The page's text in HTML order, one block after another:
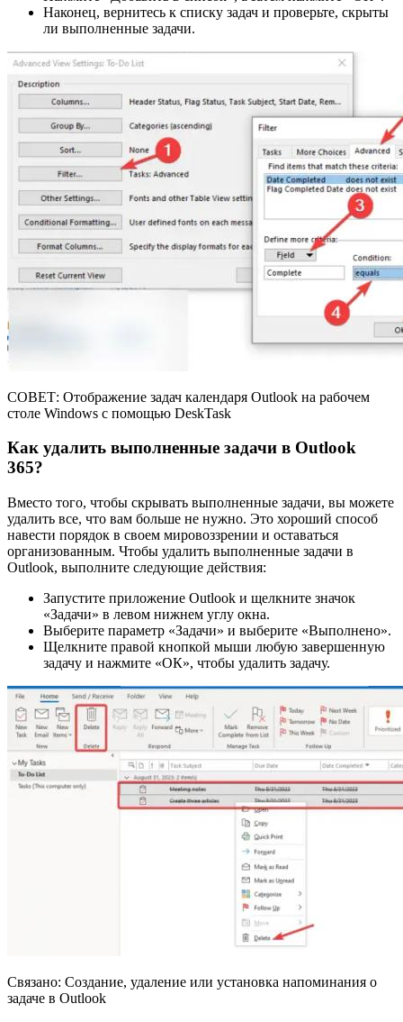
Наконец, вернитесь к списку задач и проверьте, скрыты
ли выполненные задачи.
СОВЕТ: Отображение задач календаря Outlook на рабочем
столе Windows с помощью DeskTask
Как удалить выполненные задачи в Outlook
365?
Вместо того, чтобы скрывать выполненные задачи, вы можете
удалить все, что вам больше не нужно. Это хороший способ
навести порядок в своем мировоззрении и оставаться
организованным. Чтобы удалить выполненные задачи в
Outlook, выполните следующие действия:
Запустите приложение Outlook и щелкните значок
«Задачи» в левом нижнем углу окна.
Выберите параметр «Задачи» и выберите «Выполнено».
Щелкните правой кнопкой мыши любую завершенную
задачу и нажмите «ОК», чтобы удалить задачу.
Связано: Создание, удаление или установка напоминания о
задаче в Outlook